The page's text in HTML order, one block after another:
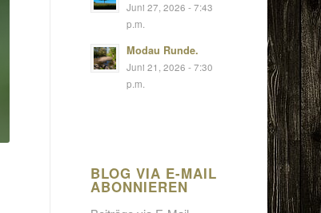
Juni 27, 2026 - 7:43
p.m.
Modau Runde.
Juni 21, 2026 - 7:30
p.m.
BLOG VIA E-MAIL
ABONNIEREN